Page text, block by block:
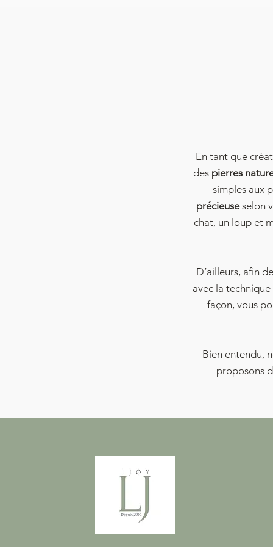
En tant que
des pierres
simples aux
précieuseselon
chat, un loup et
D’ailleurs, afin
avec la
façon, vous
Bien entendu,
proposons